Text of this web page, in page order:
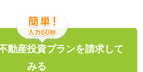
動産投資プランを請求して
みる